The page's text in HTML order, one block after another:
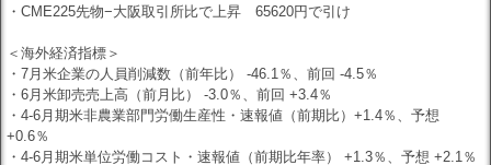
・CME225先物−大阪取引所比で上昇 65620円で引け
＜海外経済指標＞
・7月米企業の人員削減数（前年比） -46.1％、前回 -4.5％
・6月米卸売売上高（前月比） -3.0％、前回 +3.4％
・4-6月期米非農業部門労働生産性・速報値（前期比）+1.4％、予想
+0.6％
・4-6月期米単位労働コスト・速報値（前期比年率） +1.3％、予想 +2.1％